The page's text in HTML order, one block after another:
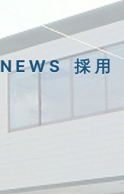
NEWS 採用